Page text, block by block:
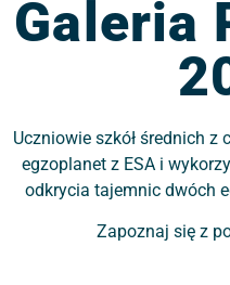
Galeria
Uczniowie szkół średnich z
egzoplanet z ESA i
odkrycia tajemnic dwóch
Zapoznaj się z